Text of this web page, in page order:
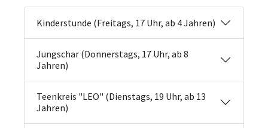
Kinderstunde (Freitags, 17 Uhr, ab 4 Jahren)
Jungschar (Donnerstags, 17 Uhr, ab 8
Jahren)
Teenkreis "LEO" (Dienstags, 19 Uhr, ab 13
Jahren)